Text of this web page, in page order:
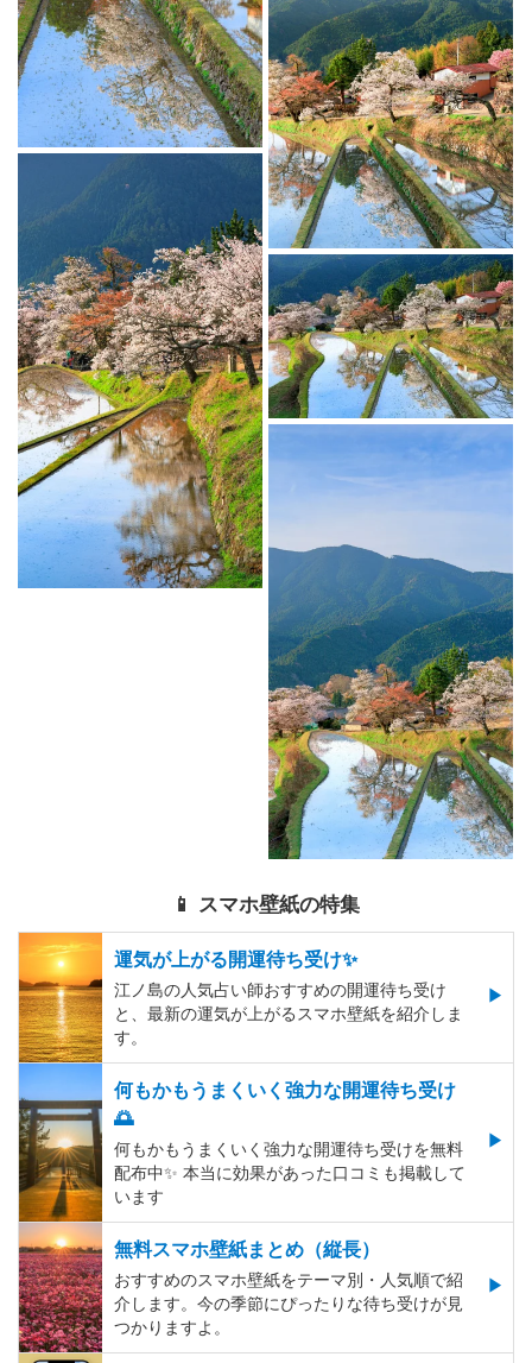
📱 スマホ壁紙の特集
運気が上がる開運待ち受け✨
江ノ島の人気占い師おすすめの開運待ち受け
と、最新の運気が上がるスマホ壁紙を紹介しま
す。
何もかもうまくいく強力な開運待ち受け
🌅
何もかもうまくいく強力な開運待ち受けを無料
配布中✨️ 本当に効果があった口コミも掲載して
います
無料スマホ壁紙まとめ（縦長）
おすすめのスマホ壁紙をテーマ別・人気順で紹
介します。今の季節にぴったりな待ち受けが見
つかりますよ。